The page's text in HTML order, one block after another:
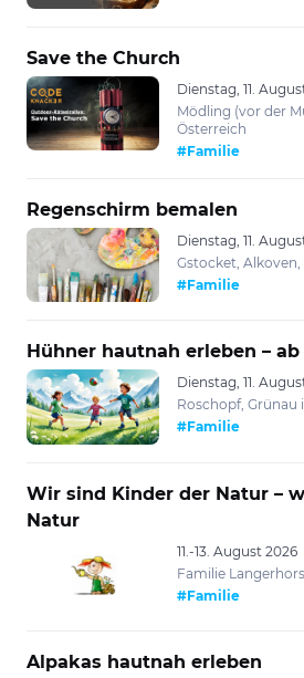
Save the Church
Dienstag, 11.
Mödling (vor der
Österreich
#Familie
Regenschirm bemalen
Dienstag, 11.
Gstocket,
#Familie
Hühner hautnah erleben – ab
Dienstag, 11.
Roschopf,
#Familie
Wir sind Kinder der Natur –
Natur
11.-13. August 2026
Familie
#Familie
Alpakas hautnah erleben